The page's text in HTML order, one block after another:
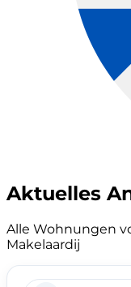
Aktuelles
Alle Wohnungen
Makelaardij